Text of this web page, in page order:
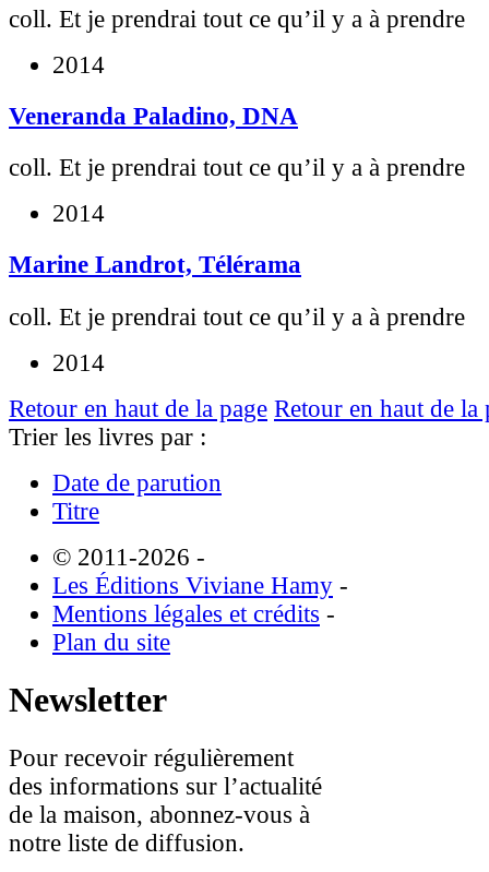
coll. Et je prendrai tout ce qu’il y a à prendre
2014
Veneranda Paladino, DNA
coll. Et je prendrai tout ce qu’il y a à prendre
2014
Marine Landrot, Télérama
coll. Et je prendrai tout ce qu’il y a à prendre
2014
Retour en haut de la page Retour en haut de la
Trier les livres par :
Date de parution
Titre
© 2011-2026 -
Les Éditions Viviane Hamy -
Mentions légales et crédits -
Plan du site
Newsletter
Pour recevoir régulièrement
des informations sur l’actualité
de la maison, abonnez-vous à
notre liste de diffusion.